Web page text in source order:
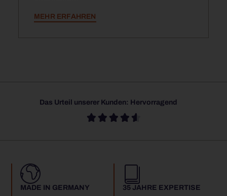
MEHR ERFAHREN
Das Urteil unserer Kunden: Hervorragend
    
MADE IN GERMANY
35 JAHRE EXPERTISE